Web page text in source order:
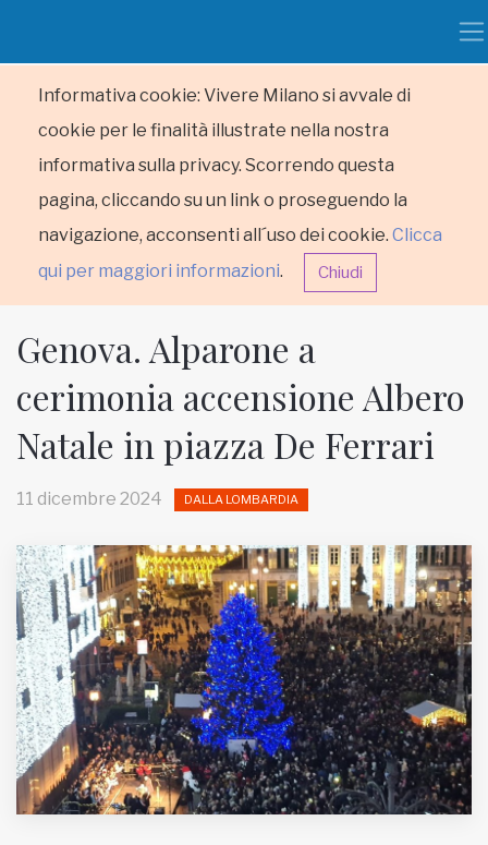
Informativa cookie: Vivere Milano si avvale di
cookie per le finalità illustrate nella nostra
informativa sulla privacy. Scorrendo questa
pagina, cliccando su un link o proseguendo la
navigazione, acconsenti all´uso dei cookie. Clicca
qui per maggiori informazioni. Chiudi
HOME
Inviateci le vostre segnalazioni
Iscriviti alla newsletter
www.viveremilano.info
Fondato e diretto da Enzo De
Bernardis
EDB edizioni - Via Brivio angolo C.
Genova. Alparone a
cerimonia accensione Albero
Natale in piazza De Ferrari
11 dicembre 2024 DALLA LOMBARDIA